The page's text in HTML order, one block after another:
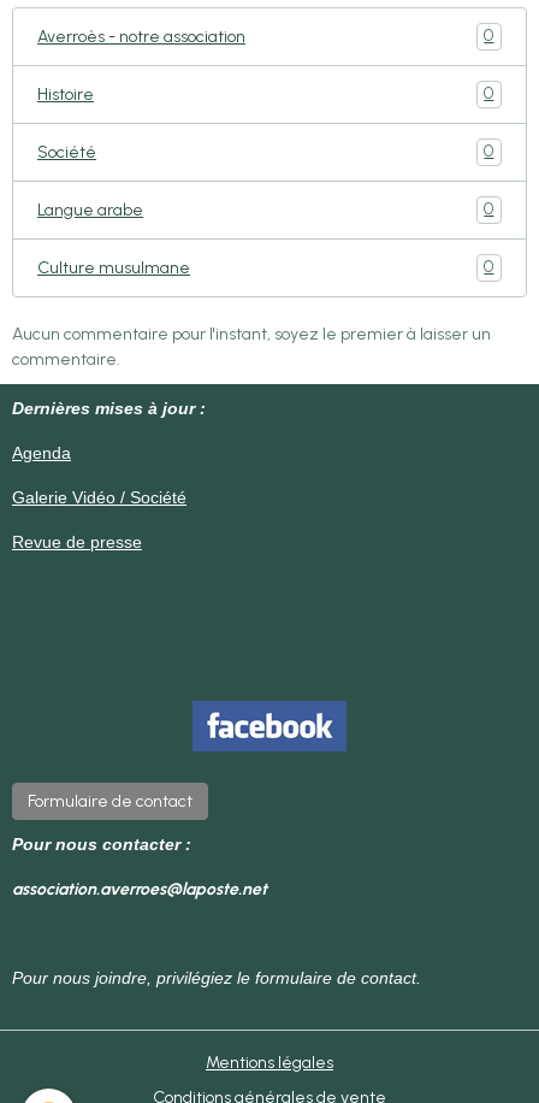
Averroès - notre association 0
Histoire 0
Société 0
Langue arabe 0
Culture musulmane 0
Aucun commentaire pour l'instant, soyez le premier à laisser un
commentaire.
Dernières mises à jour :
Agenda
Galerie Vidéo / Société
Revue de presse
Formulaire de contact
Pour nous contacter :
association.averroes@laposte.net
Pour nous joindre, privilégiez le formulaire de contact.
Mentions légales
Conditions générales de vente